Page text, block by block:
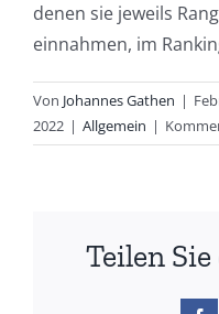
denen sie jeweils
einnahmen, im
Von Johannes Gathen |
2022 | Allgemein |
Teilen